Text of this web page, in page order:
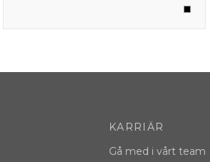
KARRIÄR
Gå med i vårt team